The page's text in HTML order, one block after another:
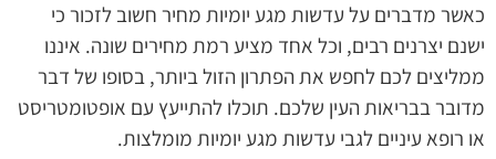
כאשר מדברים על עדשות מגע יומיות מחיר חשוב לזכור כי
ישנם יצרנים רבים, וכל אחד מציע רמת מחירים שונה. איננו
ממליצים לכם לחפש את הפתרון הזול ביותר, בסופו של דבר
מדובר בבריאות העין שלכם. תוכלו להתייעץ עם אופטומטריסט
או רופא עיניים לגבי עדשות מגע יומיות מומלצות.